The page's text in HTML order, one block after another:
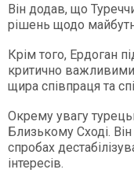
Він додав, що
рішень щодо
Крім того, Ердоган
критично важливими
щира співпраця та
Окрему увагу
Близькому Сході.
спробах
інтересів.